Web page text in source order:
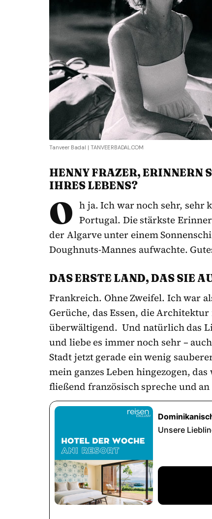
Tanveer Badal | TANVEERBADAL.COM
HENNY FRAZER, ERINNERN
IHRES LEBENS?
O h ja. Ich war noch sehr, sehr
Portugal. Die stärkste
der Algarve unter einem
Doughnuts-Mannes aufwachte.
DAS ERSTE LAND, DAS SIE
Frankreich. Ohne Zweifel. Ich war
Gerüche, das Essen, die
überwältigend. Und natürlich das
und liebe es immer noch sehr –
Stadt jetzt gerade ein wenig
mein ganzes Leben hingezogen,
fließend französisch spreche und